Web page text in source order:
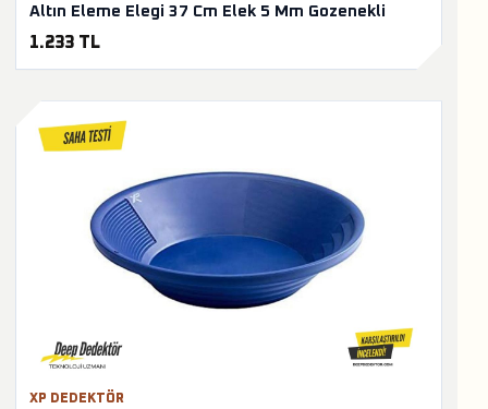
Altın Eleme Elegi 37 Cm Elek 5 Mm Gozenekli
1.233 TL
XP DEDEKTÖR